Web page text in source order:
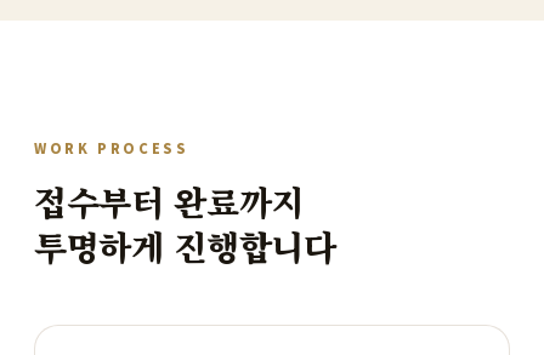
WORK PROCESS
접수부터 완료까지
투명하게 진행합니다